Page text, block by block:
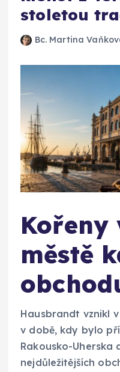
stoletou
Bc. Martina
Kořeny
městě
Hausbrandt vznikl
v době, kdy bylo
Rakousko-Uherska
nejdůležitějších